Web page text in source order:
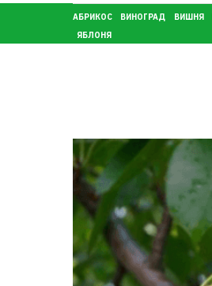
АБРИКОС ВИНОГРАД ВИШНЯ
ЯБЛОНЯ